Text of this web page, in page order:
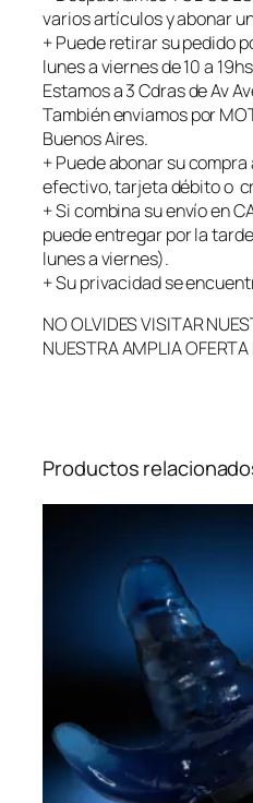
varios artículos y abonar
+ Puede retirar su pedido
lunes a viernes de 10 a
Estamos a 3 Cdras de Av
También enviamos por
Buenos Aires.
+ Puede abonar su
efectivo, tarjeta débito o
+ Si combina su envío en
puede entregar por la
lunes a viernes).
+ Su privacidad se
NO OLVIDES VISITAR
NUESTRA AMPLIA
Productos